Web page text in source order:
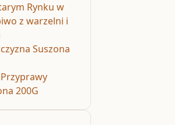
Rynku w
z warzelni i
Suszona
200G